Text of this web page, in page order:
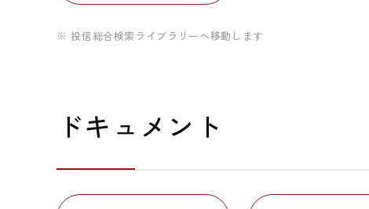
※ 投信総合検索ライブラリーへ移動します
ドキュメント